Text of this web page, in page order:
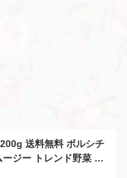
送料無料 ボルシチ
ジー トレンド野菜 料